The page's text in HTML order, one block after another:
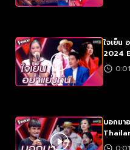
ใจเย็น
2024
บอกมา